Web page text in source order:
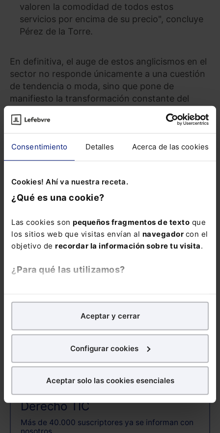
Consentimiento Detalles Acerca de las cookies
Cookies! Ahí va nuestra receta.
¿Qué es una cookie?
Las cookies son pequeños fragmentos de texto que
los sitios web que visitas envían al navegador con el
objetivo de recordar la información sobre tu visita.
¿Para qué las utilizamos?
analíticospara tratar demejorar tu experienciaen
nuestra página web. También con fines publicitarios,
para poder mostrarte publicidad y contenidos de tu
¿Qué puedes hacer?
en la web sea óptima
Puedes aceptar solo las esenciales
todas las cookies excepto aquellas imprescindibles.
Aceptar y cerrar
Configurar cookies
Aceptar solo las cookies esenciales
valoren la comodidad de todos estos
servicios por encima de su precio", concluye
Pérez de la Torre.
En definitiva, el auge de estos anglicismos en el
sector no responde únicamente a una cuestión
de tendencia o moda, sino que pone de
manifiesto la transformación constante del
adaptarse a un comprador cada vez más
informado y exigente.
Fuente de la noticia Comunicae.
COMENTAR
Suscríbete ya a la alerta
Derecho TIC
Más de 40.000 suscriptores ya se informan con